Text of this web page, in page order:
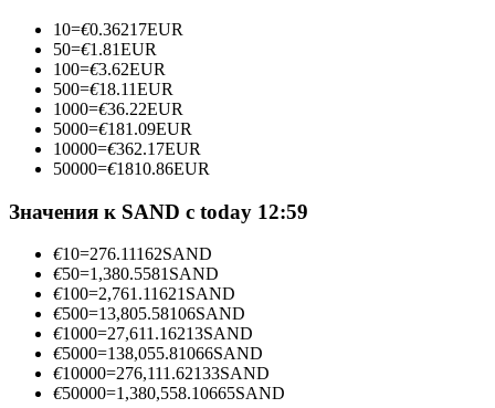
Станьте копи-трейдером
Наслаждайтесь распределением прибыли и комиссиями
за копи-трейдинг
Информация
10=€0.36217EUR
50=€1.81EUR
100=€3.62EUR
500=€18.11EUR
1000=€36.22EUR
5000=€181.09EUR
10000=€362.17EUR
50000=€1810.86EUR
Значения к SAND с today 12:59
€10=276.11162SAND
€50=1,380.5581 SAND
€100=2,761.11621 SAND
€500=13,805.58106SAND
€1000=27,611.16213SAND
€5000=138,055.81066SAND
€10000=276,111.62133SAND
€50000=1,380,558.10665SAND